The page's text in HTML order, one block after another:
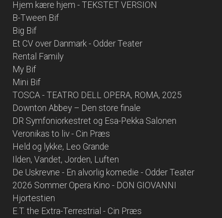
Hjem kære hjem - TEKSTET VERSION
B-Tween Bif
Big Bif
Et CV over Danmark - Odder Teater
Rental Family
My Bif
Mini Bif
TOSCA - TEATRO DELL OPERA, ROMA, 2025
Downton Abbey – Den store finale
DR Symfoniorkestret og Esa-Pekka Salonen
Veronikas to liv - Cin Præs
Held og lykke, Leo Grande
Ilden, Vandet, Jorden, Luften
De Uskrevne - En alvorlig komedie - Odder Teater
2026 Sommer Opera Kino - DON GIOVANNI
Hjortestien
E.T. the Extra-Terrestrial - Cin Præs